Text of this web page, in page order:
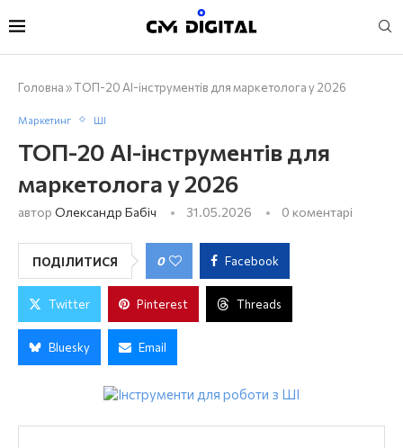
Головна »ТОП-20 AI-інструментів для маркетолога у 2026
Маркетинг ШІ
ТОП-20 AI-інструментів для
маркетолога у 2026
автор Олександр Бабіч 31.05.2026 0 коментарі
ПОДІЛИТИСЯ 0 Facebook
Twitter Pinterest Threads
Bluesky Email